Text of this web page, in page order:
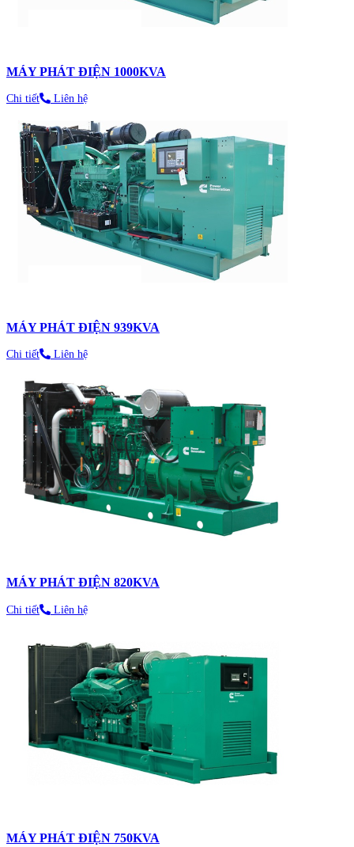
MÁY PHÁT ĐIỆN 1000KVA
Chi tiết Liên hệ
MÁY PHÁT ĐIỆN 939KVA
Chi tiết Liên hệ
MÁY PHÁT ĐIỆN 820KVA
Chi tiết Liên hệ
MÁY PHÁT ĐIỆN 750KVA